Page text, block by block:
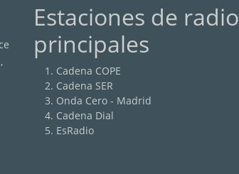
Estaciones de radio
principales
Cadena COPE
Cadena SER
Onda Cero - Madrid
Cadena Dial
EsRadio